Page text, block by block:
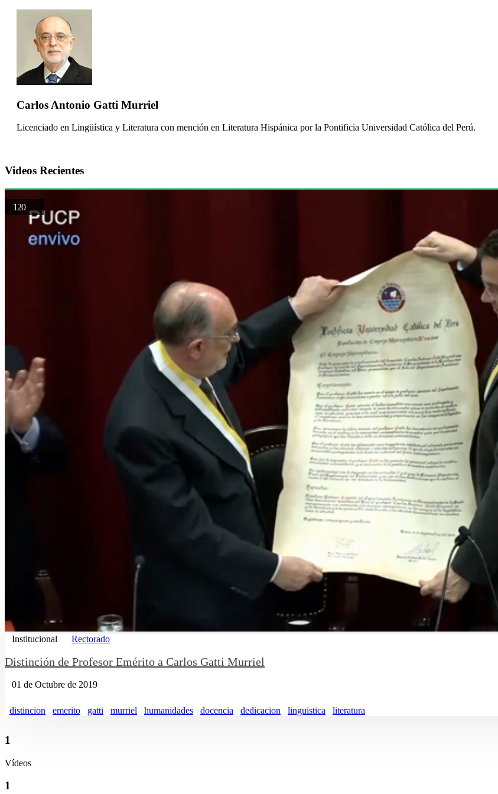
Carlos Antonio Gatti Murriel
Licenciado en Lingüística y Literatura con mención en Literatura Hispánica por la Pontificia Universidad Católica del Perú.
Videos Recientes
120
Institucional Rectorado
Distinción de Profesor Emérito a Carlos Gatti Murriel
01 de Octubre de 2019
distincion emerito gatti murriel humanidades docencia dedicacion linguistica literatura
1
Vídeos
1